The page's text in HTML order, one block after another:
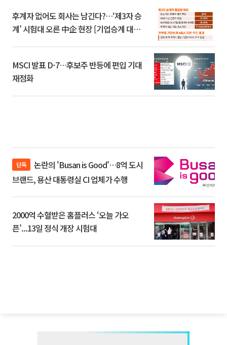
후계자 없어도 회사는 남긴다?…‘제3자 승
계’ 시험대 오른 中企 현장 [기업승계 대전
MSCI 발표 D-7…후보주 반등에 편입 기대
재점화
단독
브랜드, 용산 대통령실 CI 업체가 수행
2000억 수혈받은 홈플러스 ‘오늘 가오
픈’...13일 정식 개장 시험대